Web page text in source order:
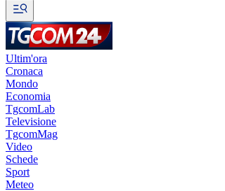
Ultim'ora
Cronaca
Mondo
Economia
TgcomLab
Televisione
TgcomMag
Video
Schede
Sport
Meteo